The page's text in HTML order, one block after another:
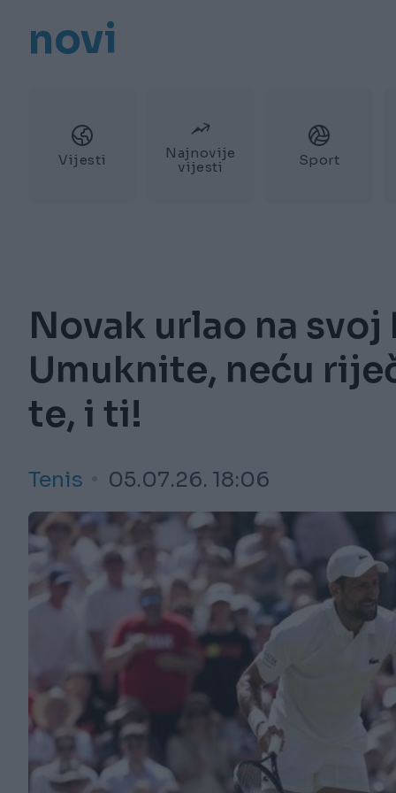
novi
Vijesti
Najnovije
vijesti
Sport
Novak urlao na
Umuknite, neću
te, i ti!
Tenis 05.07.26. 18:06